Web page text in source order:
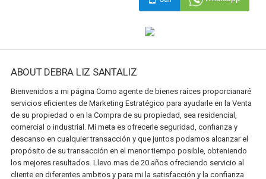
ABOUT DEBRA LIZ SANTALIZ
Bienvenidos a mi página Como agente de bienes raíces proporcianaré
servicios eficientes de Marketing Estratégico para ayudarle en la Venta
de su propiedad o en la Compra de su propiedad, sea residencial,
comercial o industrial. Mi meta es ofrecerle seguridad, confianza y
descanso en cualquier transacción y que juntos podamos alcanzar el
propósito de su transacción en el menor tiempo posible, obteniendo
los mejores resultados. Llevo mas de 20 años ofreciendo servicio al
cliente en diferentes ambitos y para mi la satisfacción y la confianza